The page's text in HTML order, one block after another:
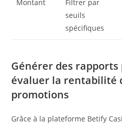
Montant
Filtrer par
seuils
spécifiques
Générer des
évaluer la rentabilité
promotions
Grâce à la plateforme Betify